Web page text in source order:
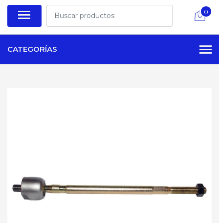
0
CATEGORÍAS